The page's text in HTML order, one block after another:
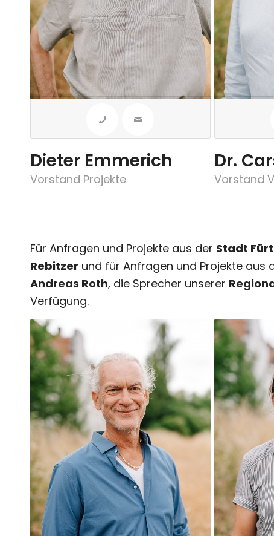
Dieter Emmerich
Vorstand Projekte
Dr.
Vorstand
Für Anfragen und Projekte aus der Stadt
Rebitzer und für Anfragen und Projekte aus
Andreas Roth, die Sprecher unserer
Verfügung.